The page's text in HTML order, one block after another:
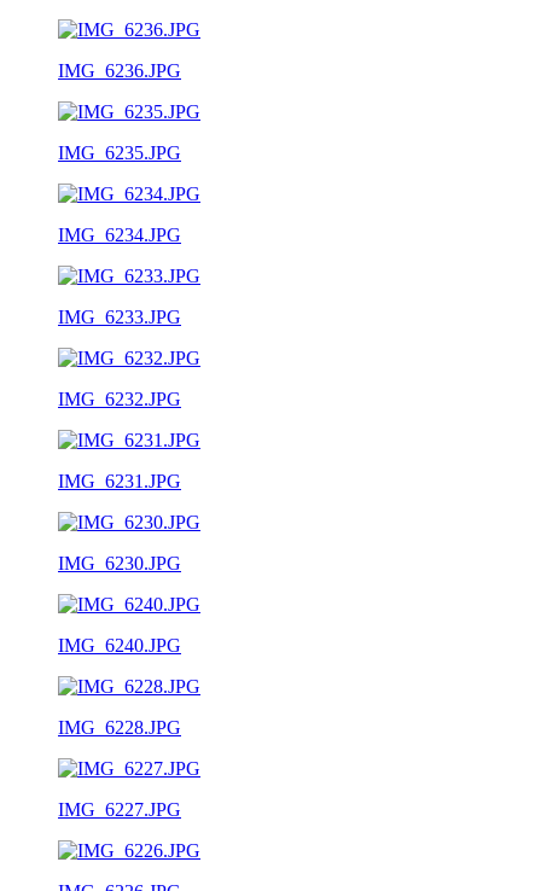
IMG_6236.JPG
IMG_6235.JPG
IMG_6234.JPG
IMG_6233.JPG
IMG_6232.JPG
IMG_6231.JPG
IMG_6230.JPG
IMG_6240.JPG
IMG_6228.JPG
IMG_6227.JPG